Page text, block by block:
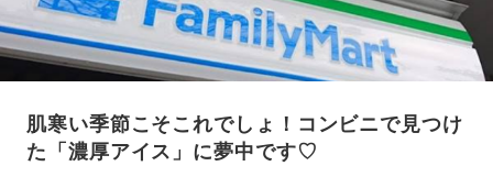
肌寒い季節こそこれでしょ！コンビニで見つけ
た「濃厚アイス」に夢中です♡